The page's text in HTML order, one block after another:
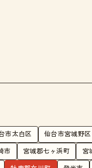
市太白区 仙台市宮城野区
市 宮城郡七ヶ浜町 宮